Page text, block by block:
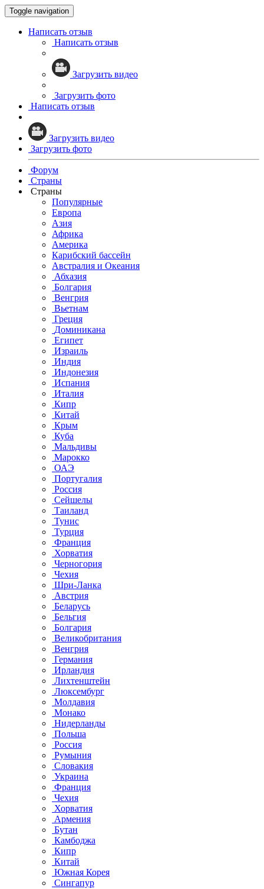
Toggle navigation
Написать отзыв
Написать отзыв
Загрузить видео
Загрузить фото
Написать отзыв
Загрузить видео
Загрузить фото
Форум
Страны
Страны
Популярные
Европа
Азия
Африка
Америка
Карибский бассейн
Австралия и Океания
Абхазия
Болгария
Венгрия
Вьетнам
Греция
Доминикана
Египет
Израиль
Индия
Индонезия
Испания
Италия
Кипр
Китай
Крым
Куба
Мальдивы
Марокко
ОАЭ
Португалия
Россия
Сейшелы
Таиланд
Тунис
Турция
Франция
Хорватия
Черногория
Чехия
Шри-Ланка
Австрия
Беларусь
Бельгия
Болгария
Великобритания
Венгрия
Германия
Ирландия
Лихтенштейн
Люксембург
Молдавия
Монако
Нидерланды
Польша
Россия
Румыния
Словакия
Украина
Франция
Чехия
Хорватия
Армения
Бутан
Камбоджа
Кипр
Китай
Южная Корея
Сингапур